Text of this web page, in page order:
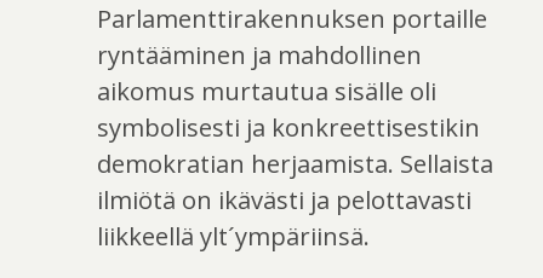
Parlamenttirakennuksen portaille
ryntääminen ja mahdollinen
aikomus murtautua sisälle oli
symbolisesti ja konkreettisestikin
demokratian herjaamista. Sellaista
ilmiötä on ikävästi ja pelottavasti
liikkeellä ylt´ympäriinsä.